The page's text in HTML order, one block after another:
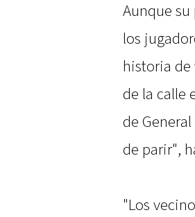
Aunque
los
historia de
de la calle
de
de parir",
"Los